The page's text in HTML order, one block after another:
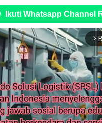
Ikuti Whatsapp Channel
arrow_forward_ios